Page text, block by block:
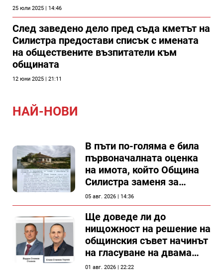
25 юли 2025 | 14:46
След заведено дело пред съда кметът на
Силистра предостави списък с имената
на обществените възпитатели към
общината
12 юни 2025 | 21:11
НАЙ-НОВИ
В пъти по-голяма е била
първоначалната оценка
на имота, който Община
Силистра заменя за
спирка, показват
документи
05 авг. 2026 | 14:36
Ще доведе ли до
нищожност на решение на
общинския съвет начинът
на гласуване на двама
съветници в Силистра?
01 авг. 2026 | 22:22